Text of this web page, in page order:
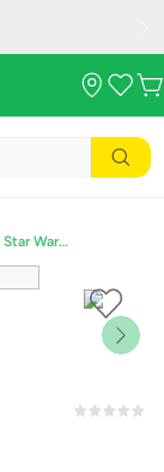
Figura de Acción Star Wars Black Series The Mandalorian & Grogu Imperial Remnant Stormtrooper G2519